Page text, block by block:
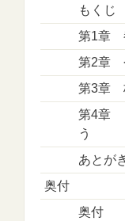
もくじ
第1章
第2章
第3章
第4章
う
あとが
奥付
奥付